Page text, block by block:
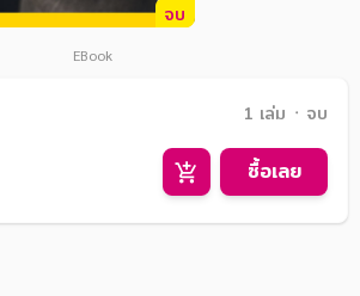
จบ
EBook
1 เล่ม ᛫ จบ
ซื้อเลย